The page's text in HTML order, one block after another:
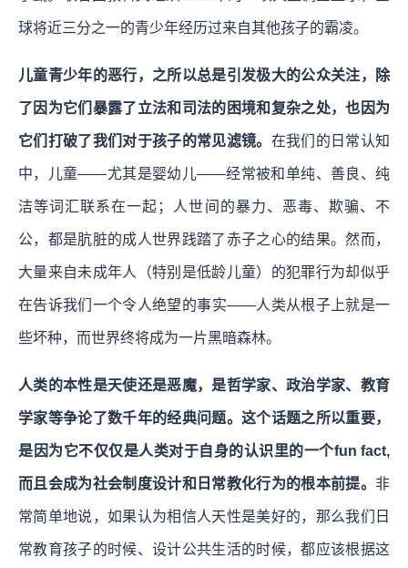
球将近三分之一的青少年经历过来自其他孩子的霸凌。
儿童青少年的恶行，之所以总是引发极大的公众关注，除
了因为它们暴露了立法和司法的困境和复杂之处，也因为
它们打破了我们对于孩子的常见滤镜。 在我们的日常认知
中，儿童——尤其是婴幼儿——经常被和单纯、善良、纯
洁等词汇联系在一起；人世间的暴力、恶毒、欺骗、不
公，都是肮脏的成人世界践踏了赤子之心的结果。然而，
大量来自未成年人（特别是低龄儿童）的犯罪行为却似乎
在告诉我们一个令人绝望的事实——人类从根子上就是一
些坏种，而世界终将成为一片黑暗森林。
人类的本性是天使还是恶魔，是哲学家、政治学家、教育
学家等争论了数千年的经典问题。这个话题之所以重要，
是因为它不仅仅是人类对于自身的认识里的一个fun fact,
而且会成为社会制度设计和日常教化行为的根本前提。 非
常简单地说，如果认为相信人天性是美好的，那么我们日
常教育孩子的时候、设计公共生活的时候，都应该根据这